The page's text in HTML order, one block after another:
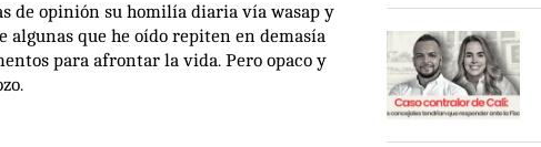
de opinión su homilía diaria vía wasap y
que he oído repiten en demasía
para afrontar la vida. Pero opaco y